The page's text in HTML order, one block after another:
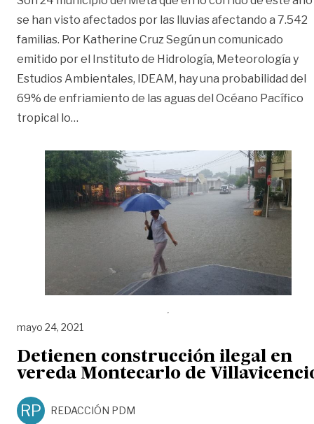
se han visto afectados por las lluvias afectando a 7.542
familias. Por Katherine Cruz Según un comunicado
emitido por el Instituto de Hidrología, Meteorología y
Estudios Ambientales, IDEAM, hay una probabilidad del
69% de enfriamiento de las aguas del Océano Pacífico
tropical lo…
mayo 24, 2021
Detienen construcción ilegal en
vereda Montecarlo de
RP REDACCIÓN PDM